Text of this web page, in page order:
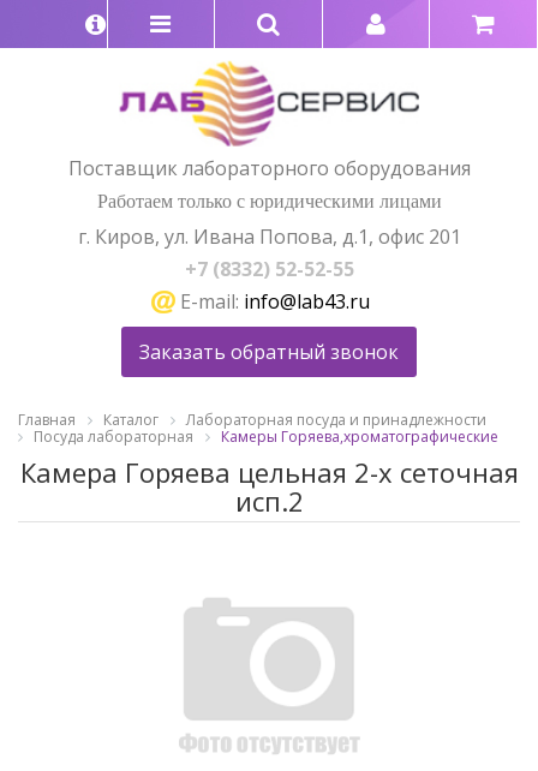
Поставщик лабораторного оборудования
Работаем только с юридическими лицами
г. Киров, ул. Ивана Попова, д.1, офис 201
+7 (8332) 52-52-55
E-mail: info@lab43.ru
Заказать обратный звонок
Главная Каталог
Лабораторная посуда и принадлежности
Посуда лабораторная
Камеры Горяева,хроматографические
Камера Горяева цельная 2-х сеточная
исп.2